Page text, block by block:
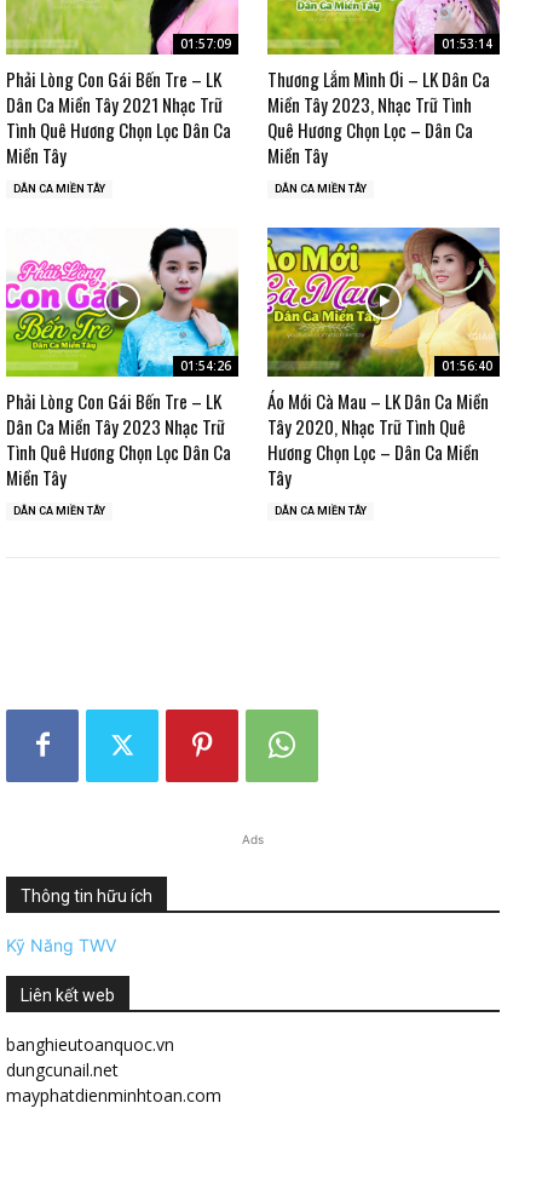
01:57:09
Phải Lòng Con Gái Bến Tre – LK
Dân Ca Miền Tây 2021 Nhạc Trữ
Tình Quê Hương Chọn Lọc Dân Ca
Miền Tây
DÂN CA MIỀN TÂY
01:53:14
Thương Lắm Mình Ơi – LK Dân Ca
Miền Tây 2023, Nhạc Trữ Tình
Quê Hương Chọn Lọc – Dân Ca
Miền Tây
DÂN CA MIỀN TÂY
01:54:26
Phải Lòng Con Gái Bến Tre – LK
Dân Ca Miền Tây 2023 Nhạc Trữ
Tình Quê Hương Chọn Lọc Dân Ca
Miền Tây
DÂN CA MIỀN TÂY
01:56:40
Áo Mới Cà Mau – LK Dân Ca Miền
Tây 2020, Nhạc Trữ Tình Quê
Hương Chọn Lọc – Dân Ca Miền
Tây
DÂN CA MIỀN TÂY
Ads
Thông tin hữu ích
Kỹ Năng TWV
Liên kết web
banghieutoanquoc.vn
dungcunail.net
mayphatdienminhtoan.com